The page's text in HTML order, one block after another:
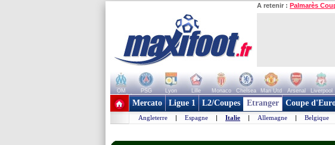
A retenir : Palmarès
OM PSG Lyon Lille Monaco Chelsea Man Utd Arsenal Liverpool
+ de clubs
Mercato Ligue 1 L2/Coupes Etranger Coupe
Angleterre | Espagne | Italie | Allemagne | Belgique